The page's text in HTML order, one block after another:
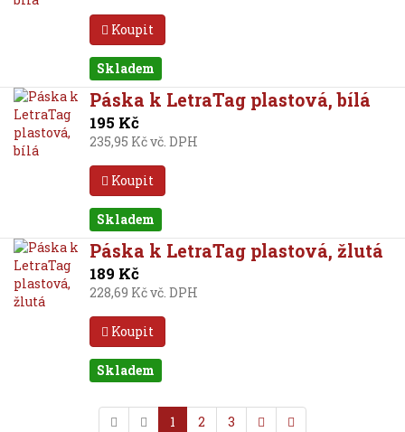
Koupit
Skladem
Páska k LetraTag plastová, bílá
195 Kč
235,95 Kč vč. DPH
Koupit
Skladem
Páska k LetraTag plastová, žlutá
189 Kč
228,69 Kč vč. DPH
Koupit
Skladem
1 2 3